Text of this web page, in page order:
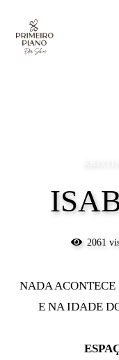
2061
NADA
E NA IDADE